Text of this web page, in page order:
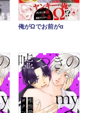
俺がΩでお前がα